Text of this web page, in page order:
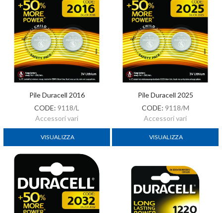
Pile Duracell 2016
CODE: 9118/L
Accessori vari
VISUALIZZA
Pile Duracell 2025
CODE: 9118/M
Accessori vari
VISUALIZZA